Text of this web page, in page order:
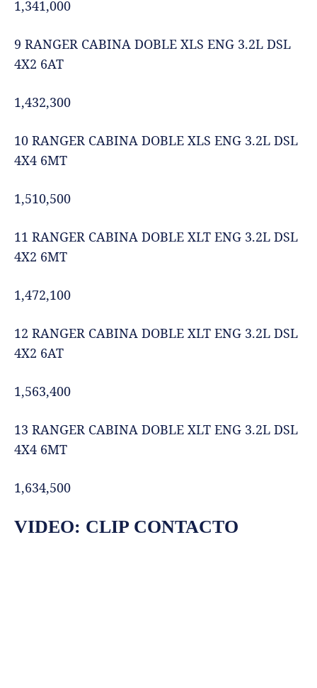
1,341,000
9 RANGER CABINA DOBLE XLS ENG 3.2L DSL
4X2 6AT
1,432,300
10 RANGER CABINA DOBLE XLS ENG 3.2L DSL
4X4 6MT
1,510,500
11 RANGER CABINA DOBLE XLT ENG 3.2L DSL
4X2 6MT
1,472,100
12 RANGER CABINA DOBLE XLT ENG 3.2L DSL
4X2 6AT
1,563,400
13 RANGER CABINA DOBLE XLT ENG 3.2L DSL
4X4 6MT
1,634,500
VIDEO: CLIP CONTACTO